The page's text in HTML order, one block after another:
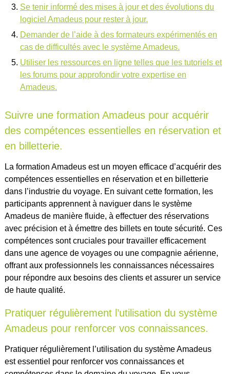
Se tenir informé des mises à jour et des évolutions du
logiciel Amadeus pour rester à jour.
Demander de l’aide à des formateurs expérimentés en
cas de difficultés avec le système Amadeus.
Utiliser les ressources en ligne telles que les tutoriels et
les forums pour approfondir votre expertise en
Amadeus.
Suivre une formation Amadeus pour acquérir
des compétences essentielles en réservation et
en billetterie.
La formation Amadeus est un moyen efficace d’acquérir des
compétences essentielles en réservation et en billetterie
dans l’industrie du voyage. En suivant cette formation, les
participants apprennent à naviguer dans le système
Amadeus de manière fluide, à effectuer des réservations
avec précision et à émettre des billets en toute sécurité. Ces
compétences sont cruciales pour travailler efficacement
dans une agence de voyages ou une compagnie aérienne,
offrant aux professionnels les connaissances nécessaires
pour répondre aux besoins des clients et assurer un service
de haute qualité.
Pratiquer régulièrement l’utilisation du système
Amadeus pour renforcer vos connaissances.
Pratiquer régulièrement l’utilisation du système Amadeus
est essentiel pour renforcer vos connaissances et